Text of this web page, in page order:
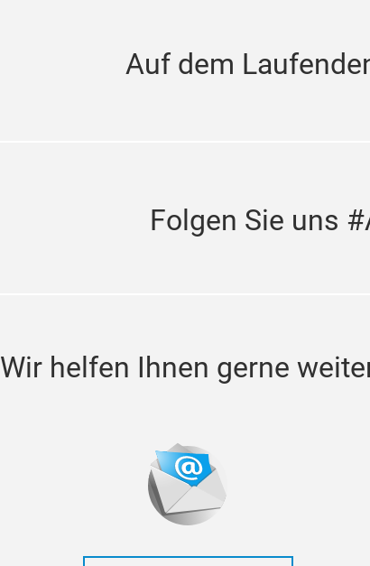
Auf dem
Folgen Sie uns
Wir helfen Ihnen gerne